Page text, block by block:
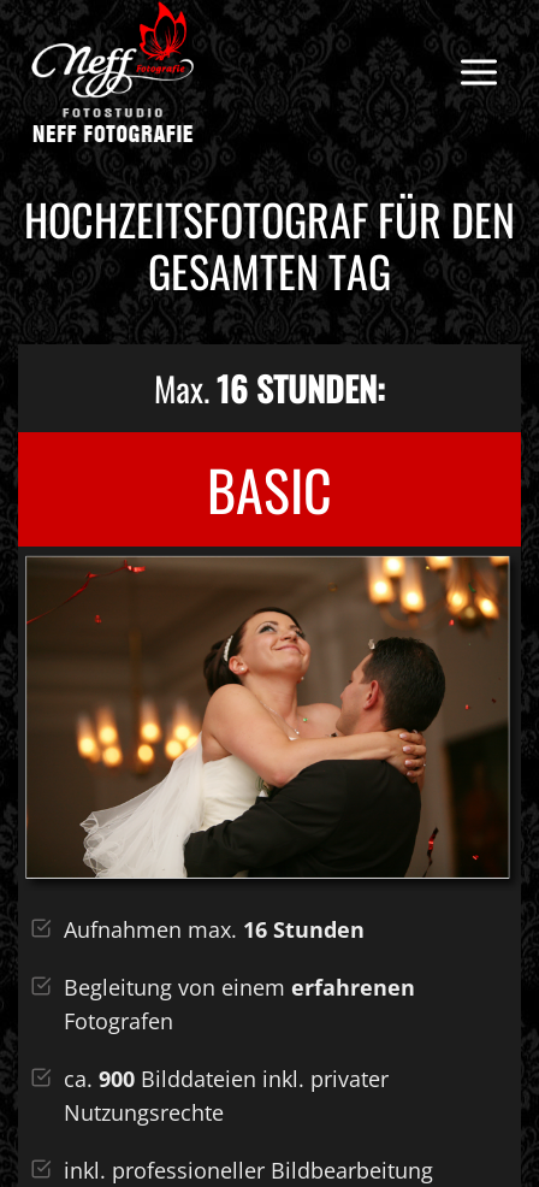
Zum
Inhalt
springen
HOCHZEITSFOTOGRAF FÜR DEN
GESAMTEN TAG
Max.16 STUNDEN:
BASIC
Aufnahmen max. 16 Stunden
Begleitung von einem erfahrenen
Fotografen
ca. 900 Bilddateien inkl. privater
Nutzungsrechte
inkl. professioneller Bildbearbeitung